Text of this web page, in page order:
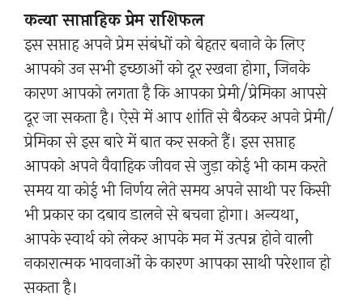
कन्या साप्ताहिक प्रेम राशिफल
इस सप्ताह अपने प्रेम संबंधों को बेहतर बनाने के लिए
आपको उन सभी इच्छाओं को दूर रखना होगा, जिनके
कारण आपको लगता है कि आपका प्रेमी/प्रेमिका आपसे
दूर जा सकता है। ऐसे में आप शांति से बैठकर अपने प्रेमी/
प्रेमिका से इस बारे में बात कर सकते हैं। इस सप्ताह
आपको अपने वैवाहिक जीवन से जुड़ा कोई भी काम करते
समय या कोई भी निर्णय लेते समय अपने साथी पर किसी
भी प्रकार का दबाव डालने से बचना होगा। अन्यथा,
आपके स्वार्थ को लेकर आपके मन में उत्पन्न होने वाली
नकारात्मक भावनाओं के कारण आपका साथी परेशान हो
सकता है।